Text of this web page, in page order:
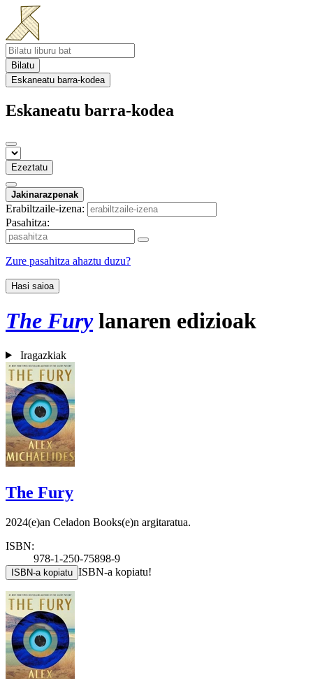
Bilatu
Eskaneatu barra-kodea
Eskaneatu barra-kodea
Ezeztatu
Jakinarazpenak
Erabiltzaile-izena:
Pasahitza:
Zure pasahitza ahaztu duzu?
Hasi saioa
The Furylanaren edizioak
Iragazkiak
The Fury
2024(e)an Celadon Books(e)n argitaratua.
ISBN:
978-1-250-75898-9
ISBN-a kopiatu ISBN-a kopiatu!